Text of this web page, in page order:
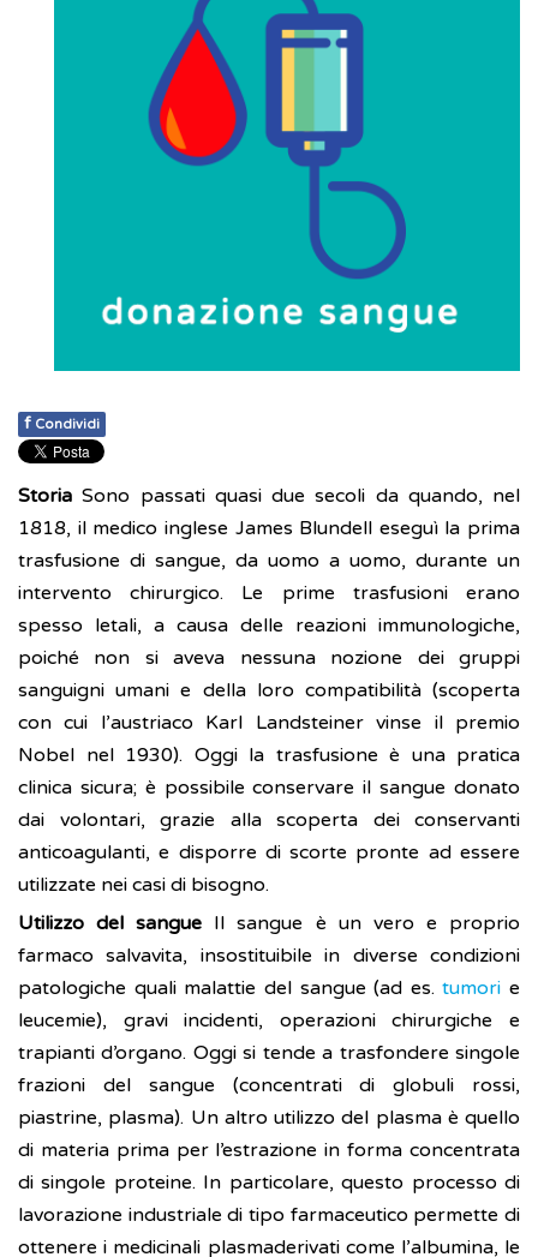
f Condividi
Storia Sono passati quasi due secoli da quando, nel
1818, il medico inglese James Blundell eseguì la prima
trasfusione di sangue, da uomo a uomo, durante un
intervento chirurgico. Le prime trasfusioni erano
spesso letali, a causa delle reazioni immunologiche,
poiché non si aveva nessuna nozione dei gruppi
sanguigni umani e della loro compatibilità (scoperta
con cui l’austriaco Karl Landsteiner vinse il premio
Nobel nel 1930). Oggi la trasfusione è una pratica
clinica sicura; è possibile conservare il sangue donato
dai volontari, grazie alla scoperta dei conservanti
anticoagulanti, e disporre di scorte pronte ad essere
utilizzate nei casi di bisogno.
Utilizzo del sangue Il sangue è un vero e proprio
farmaco salvavita, insostituibile in diverse condizioni
patologiche quali malattie del sangue (ad es.tumori e
leucemie), gravi incidenti, operazioni chirurgiche e
trapianti d’organo. Oggi si tende a trasfondere singole
frazioni del sangue (concentrati di globuli rossi,
piastrine, plasma). Un altro utilizzo del plasma è quello
di materia prima per l’estrazione in forma concentrata
di singole proteine. In particolare, questo processo di
lavorazione industriale di tipo farmaceutico permette di
ottenere i medicinali plasmaderivati come l’albumina, le